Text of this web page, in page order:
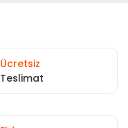
Ücretsiz
Teslimat